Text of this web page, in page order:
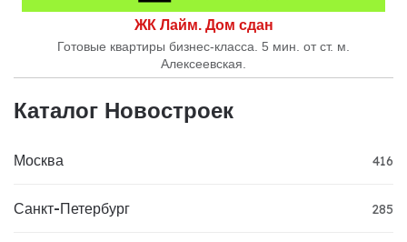
ЖК Лайм. Дом сдан
Готовые квартиры бизнес-класса. 5 мин. от ст. м.
Алексеевская.
Каталог Новостроек
Москва 416
Санкт-Петербург 285